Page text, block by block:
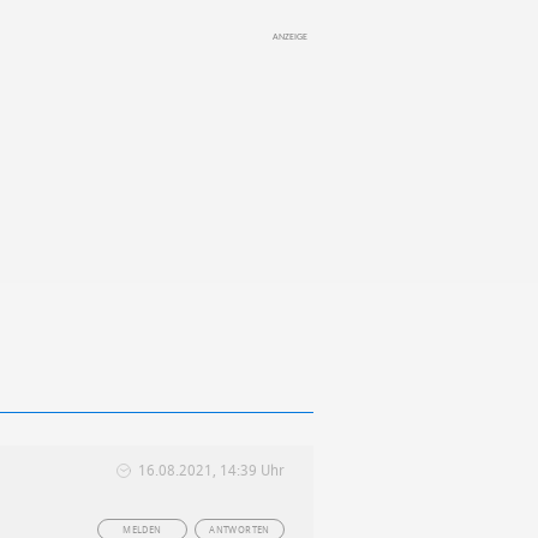
16.08.2021, 14:39 Uhr
ANTWORTEN
MELDEN